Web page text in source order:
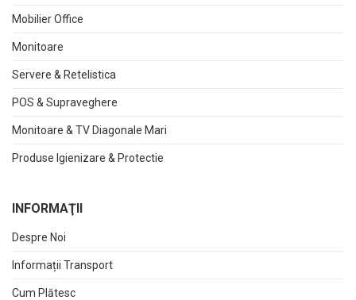
Mobilier Office
Monitoare
Servere & Retelistica
POS & Supraveghere
Monitoare & TV Diagonale Mari
Produse Igienizare & Protectie
INFORMAŢII
Despre Noi
Informații Transport
Cum Plătesc